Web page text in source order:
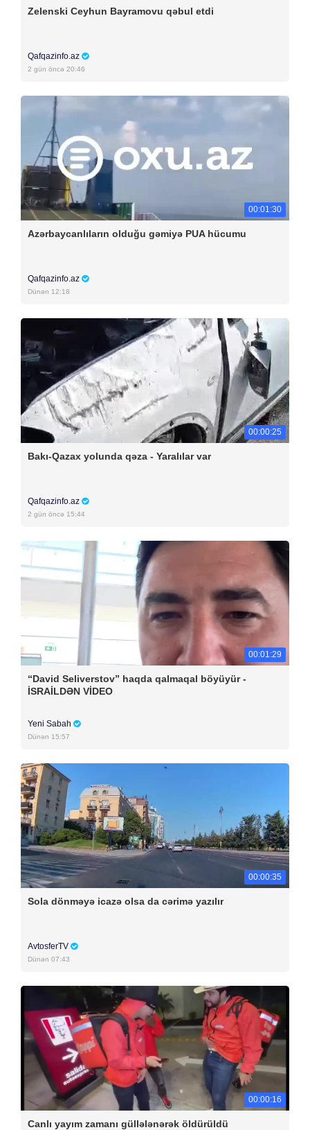
Zelenski Ceyhun Bayramovu qəbul etdi
Qafqazinfo.az
2 gün öncə 20:46
00:01:30
Azərbaycanlıların olduğu gəmiyə PUA hücumu
Qafqazinfo.az
Dünən 12:18
00:00:25
Bakı-Qazax yolunda qəza - Yaralılar var
Qafqazinfo.az
2 gün öncə 15:44
00:01:29
“David Seliverstov” haqda qalmaqal böyüyür -
İSRAİLDƏN VİDEO
Yeni Sabah
Dünən 15:57
00:00:35
Sola dönməyə icazə olsa da cərimə yazılır
AvtosferTV
Dünən 07:43
00:00:16
Canlı yayım zamanı güllələnərək öldürüldü